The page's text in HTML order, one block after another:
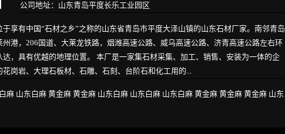
公司地址：山东青岛平度长乐工业园区
享有中国“石材之乡”之称的山东省青岛市平度大泽山镇的山东石材厂家。南邻青岛
港，206国道、大莱龙铁路，烟潍高速公路、威乌高速公路、济青高速公路左右环
，具有优越的地理位置。 本厂是一家集石材采集、加工、销售、安装为一体的企
岗岩、大理石板材、石雕、石刻、台阶石和化工用的...
麻 山东白麻 黄金麻 黄金麻 山东白麻 山东白麻 山东白麻 黄金麻 黄金麻 黄金麻 山东